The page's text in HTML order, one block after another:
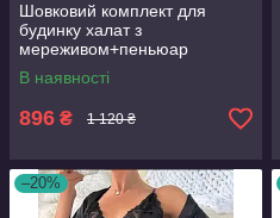
Шовковий комплект для
будинку халат з
мереживом+пеньюар
атлас,шовк
В наявності
896 ₴ 1 120 ₴
–20%